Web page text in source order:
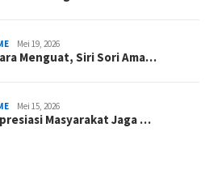
Mei 19, 2026
Menguat, Siri Sori Ama…
Mei 15, 2026
Masyarakat Jaga …